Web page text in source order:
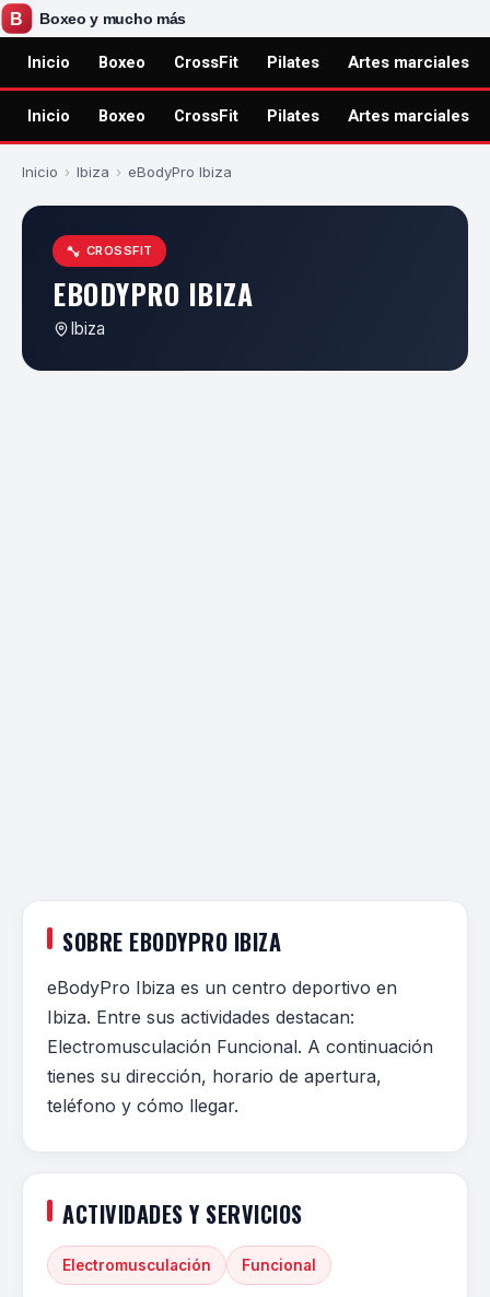
Inicio Boxeo CrossFit Pilates Artes marciales
Inicio Boxeo CrossFit Pilates Artes marciales
Inicio › Ibiza › eBodyPro Ibiza
CROSSFIT
EBODYPRO IBIZA
Ibiza
SOBRE EBODYPRO IBIZA
eBodyPro Ibiza es un centro deportivo en
Ibiza. Entre sus actividades destacan:
Electromusculación Funcional. A continuación
tienes su dirección, horario de apertura,
teléfono y cómo llegar.
ACTIVIDADES Y SERVICIOS
Electromusculación Funcional